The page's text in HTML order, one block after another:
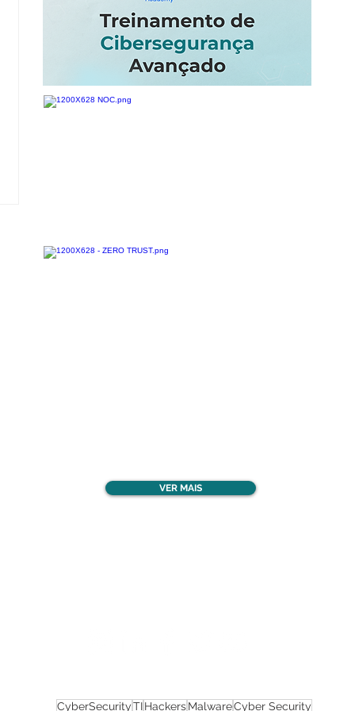
VER MAIS
CyberSecurityTI Hackers MalwareCyber Security